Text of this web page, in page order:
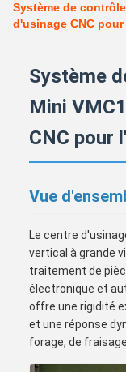
Système de
d'usinage CNC
Système
Mini
CNC pour
Vue
Le centre
vertical à grande
traitement de
électronique et
offre une rigidité
et une réponse
forage, de